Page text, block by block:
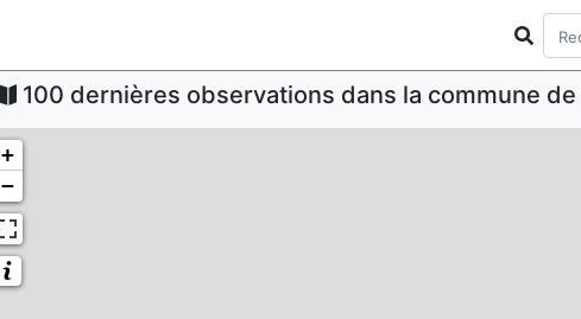
100 dernières observations dans la commune de
+
−